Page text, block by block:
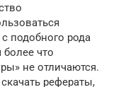
подобного рода
что
не отличаются.
рефераты,